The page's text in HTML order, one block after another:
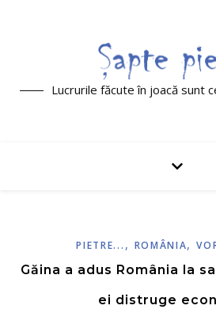
Lucrurile făcute în joacă sunt
PIETRE... , ROMÂNIA,
Găina a adus România la
ei distruge